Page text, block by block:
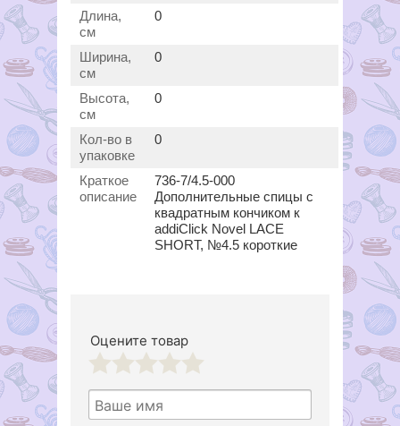
Длина,
см
0
Ширина,
см
0
Высота,
см
0
Кол-во в
упаковке
0
Краткое
описание
736-7/4.5-000
Дополнительные спицы с
квадратным кончиком к
addiClick Novel LACE
SHORT, №4.5 короткие
Оцените товар